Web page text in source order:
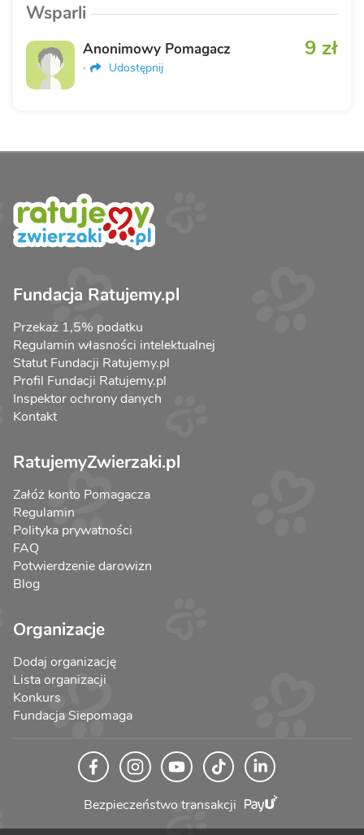
Wsparli
9 zł
Anonimowy Pomagacz
· Udostępnij
Fundacja Ratujemy.pl
Przekaż 1,5% podatku
Regulamin własności intelektualnej
Statut Fundacji Ratujemy.pl
Profil Fundacji Ratujemy.pl
Inspektor ochrony danych
Kontakt
RatujemyZwierzaki.pl
Załóż konto Pomagacza
Regulamin
Polityka prywatności
FAQ
Potwierdzenie darowizn
Blog
Organizacje
Dodaj organizację
Lista organizacji
Konkurs
Fundacja Siepomaga
Bezpieczeństwo transakcji